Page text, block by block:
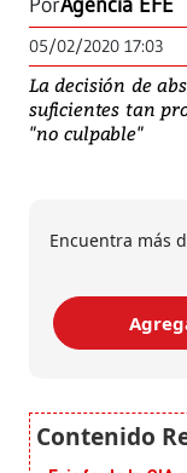
PorAgencia EFE
05/02/2020 17:03
La decisión de
suficientes tan
"no culpable"
Encuentra más